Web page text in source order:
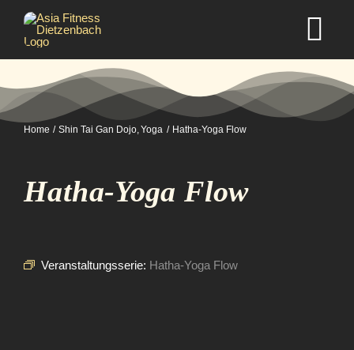
Inhalt
springen
Selbstverteidigung
Home Shin Tai Gan Dojo Yoga Hatha-Yoga Flow
Hatha-Yoga Flow
Veranstaltungsserie: Hatha-Yoga Flow